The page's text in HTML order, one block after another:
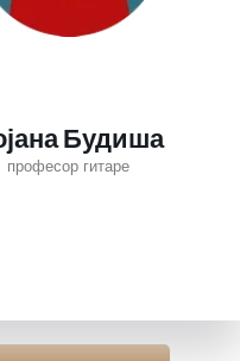
Будиша
професор гитаре